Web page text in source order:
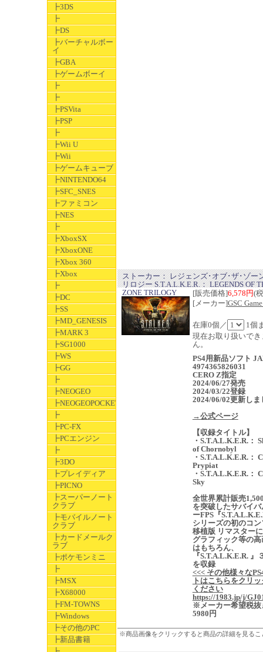
┣3DS
┣
┣DS
┣バーチャルボー
イ
┣GBA
┣ゲームボーイ
┣
┣
┣PSVita
┣PSP
┣
┣Wii U
┣Wii
┣ゲームキューブ
┣NINTENDO64
┣SFC_SNES
┣ファミコン
┣NES
┣
┣XboxSX
┣XboxONE
┣Xbox 360
┣Xbox
┣
┣DC
┣SS
┣MD_GENESIS
┣MARK 3
┣SG1000
┣WS
┣GG
┣
┣NEOGEO
┣NEOGEOPOCKET
┣
┣PC-FX
┣PCエンジン
┣
┣3DO
┣プレイディア
┣PICNO
┣スーパーノート
クラブ
┣モバイルノート
クラブ
┣カードメールク
ラブ
┣ポケモンミニ
┣
┣MSX
┣X68000
┣FM-TOWNS
┣Windows
┣その他のPC
┣新品書籍
ストーカー： レジェンズ･オブ･ザ･ゾー
リロジー S.T.A.L.K.E.R.： LEGENDS OF
ZONE TRILOGY
[販売価格]6,578円(
[メーカー]GSC
在庫0個／
1個
現在お取り扱いでき
ん。
PS4用新品ソフト
4974365826031
CERO Z指定
2024/06/27発売
2024/03/22登録
2024/06/02更新しま
→公式ページ
【収録タイトル】
・S.T.A.L.K.E.R.：
of Chornobyl
・S.T.A.L.K.E.R.：
Prypiat
・S.T.A.L.K.E.R.：
Sky
全世界累計販売
を突破したサバイ
ーFPS『
シリーズの初のコ
移植版 リマスター
グラフィック等の
はもちろん、
『S.T.A.L.K.E.R. 』
を収録
<<< その他様々な
トはこちらをクリ
ください
https://1983.jp/j/
※メーカー希望税抜
5980円
※商品画像をクリックすると商品の詳細を見るこ